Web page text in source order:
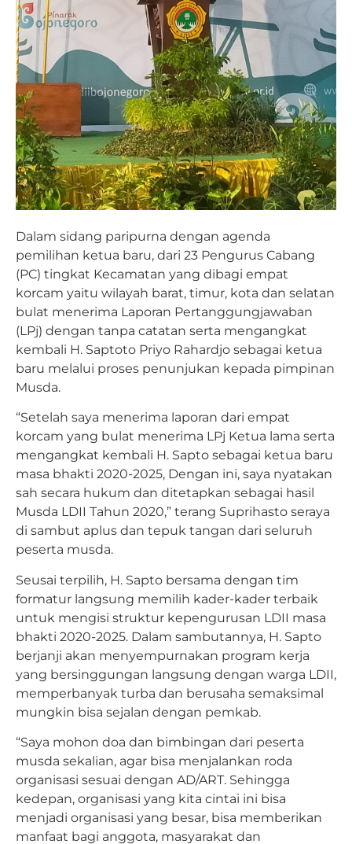
Dalam sidang paripurna dengan agenda
pemilihan ketua baru, dari 23 Pengurus Cabang
(PC) tingkat Kecamatan yang dibagi empat
korcam yaitu wilayah barat, timur, kota dan selatan
bulat menerima Laporan Pertanggungjawaban
(LPj) dengan tanpa catatan serta mengangkat
kembali H. Saptoto Priyo Rahardjo sebagai ketua
baru melalui proses penunjukan kepada pimpinan
Musda.
“Setelah saya menerima laporan dari empat
korcam yang bulat menerima LPj Ketua lama serta
mengangkat kembali H. Sapto sebagai ketua baru
masa bhakti 2020-2025, Dengan ini, saya nyatakan
sah secara hukum dan ditetapkan sebagai hasil
Musda LDII Tahun 2020,” terang Suprihasto seraya
di sambut aplus dan tepuk tangan dari seluruh
peserta musda.
Seusai terpilih, H. Sapto bersama dengan tim
formatur langsung memilih kader-kader terbaik
untuk mengisi struktur kepengurusan LDII masa
bhakti 2020-2025. Dalam sambutannya, H. Sapto
berjanji akan menyempurnakan program kerja
yang bersinggungan langsung dengan warga LDII,
memperbanyak turba dan berusaha semaksimal
mungkin bisa sejalan dengan pemkab.
“Saya mohon doa dan bimbingan dari peserta
musda sekalian, agar bisa menjalankan roda
organisasi sesuai dengan AD/ART. Sehingga
kedepan, organisasi yang kita cintai ini bisa
menjadi organisasi yang besar, bisa memberikan
manfaat bagi anggota, masyarakat dan